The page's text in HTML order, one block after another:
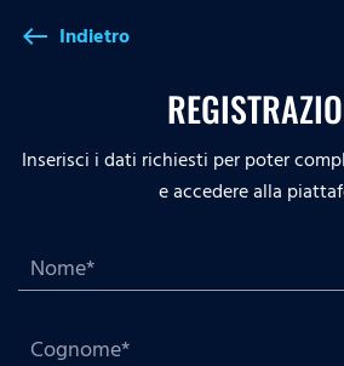
west Indietro
Inserisci i dati richiesti per poter
e accedere alla